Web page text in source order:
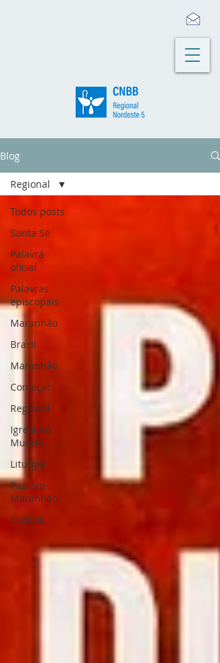
Blog
Todos posts
Santa Sé
Palavra
oficial
Palavras
episcopais
Maranhão
Brasil
Maranhão
Começar
Regional
Igreja no
Mundo
Liturgia
Pascom
Maranhão
Cultura
Regional